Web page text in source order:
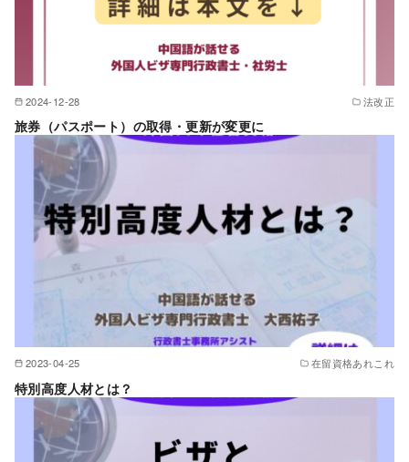
2024-12-28 法改正
旅券（パスポート）の取得・更新が変更に
2023-04-25 在留資格あれこれ
特別高度人材とは？